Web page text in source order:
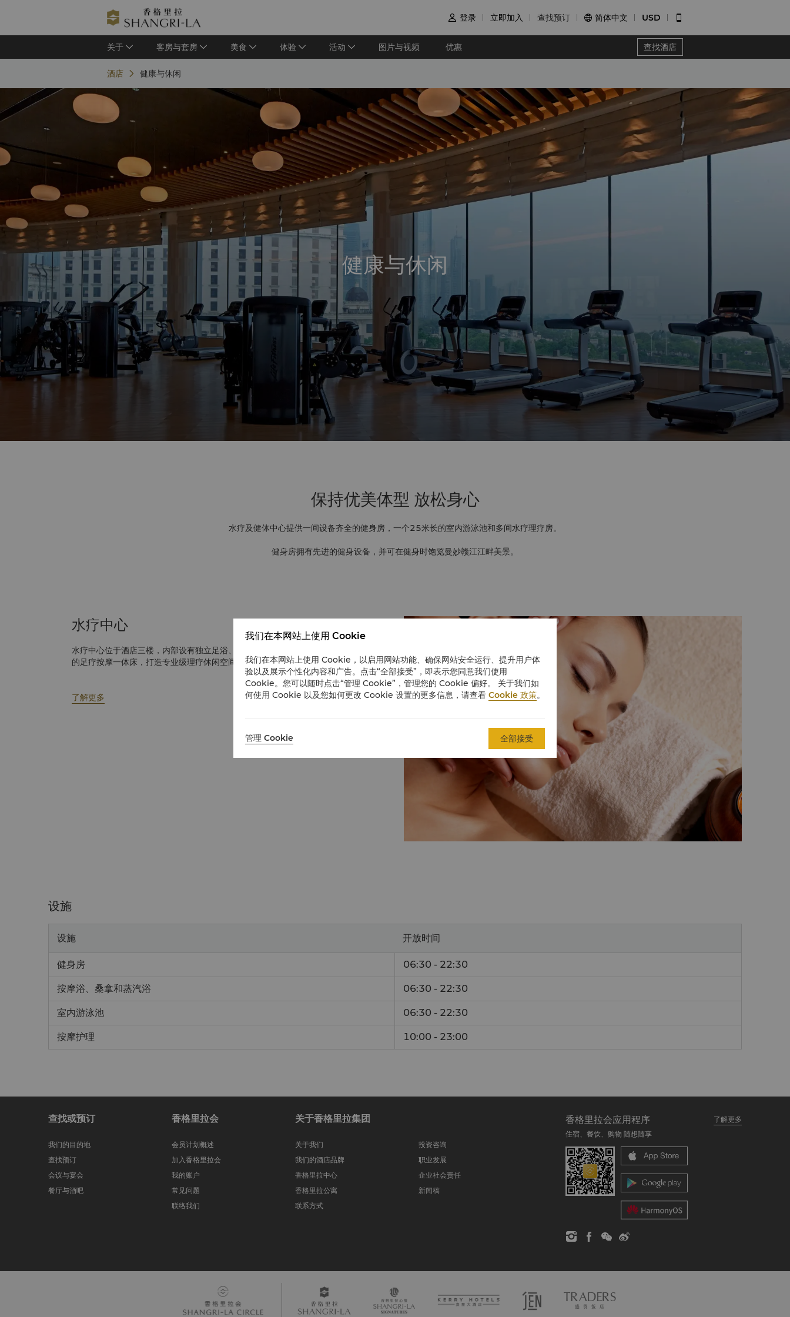
 登录 立即加入 查找预订  简体中文 USD 
关于 客房与套房 美食 体验 活动 图片与视频 优惠 查找酒店
酒店 健康与休闲
健康与休闲
保持优美体型 放松身心
水疗及健体中心提供一间设备齐全的健身房，一个25米长的室内游泳池和多间水疗理疗房。
健身房拥有先进的健身设备，并可在健身时饱览曼妙赣江江畔美景。
水疗中心
水疗中心位于酒店三楼，内部设有独立足浴、桑拿、按摩与休息区，使用全球先进
的足疗按摩一体床，打造专业级理疗休闲空间。
了解更多
设施
设施 开放时间
健身房 06:30 - 22:30
按摩浴、桑拿和蒸汽浴 06:30 - 22:30
室内游泳池 06:30 - 22:30
按摩护理 10:00 - 23:00
查找或预订
我们的目的地
查找预订
会议与宴会
餐厅与酒吧
香格里拉会
会员计划概述
加入香格里拉会
我的账户
常见问题
联络我们
关于香格里拉集团
关于我们
我们的酒店品牌
香格里拉中心
香格里拉公寓
联系方式
投资咨询
职业发展
企业社会责任
新闻稿
香格里拉会应用程序
了解更多
住宿、餐饮、购物 随想随享
我们在本网站上使用 Cookie
我们在本网站上使用 Cookie，以启用网站功能、确保网站安全运行、提升用户体
验以及展示个性化内容和广告。点击“全部接受”，即表示您同意我们使用
Cookie。您可以随时点击“管理 Cookie”，管理您的 Cookie 偏好。 关于我们如
何使用 Cookie 以及您如何更改 Cookie 设置的更多信息，请查看 Cookie 政策。
管理 Cookie 全部接受